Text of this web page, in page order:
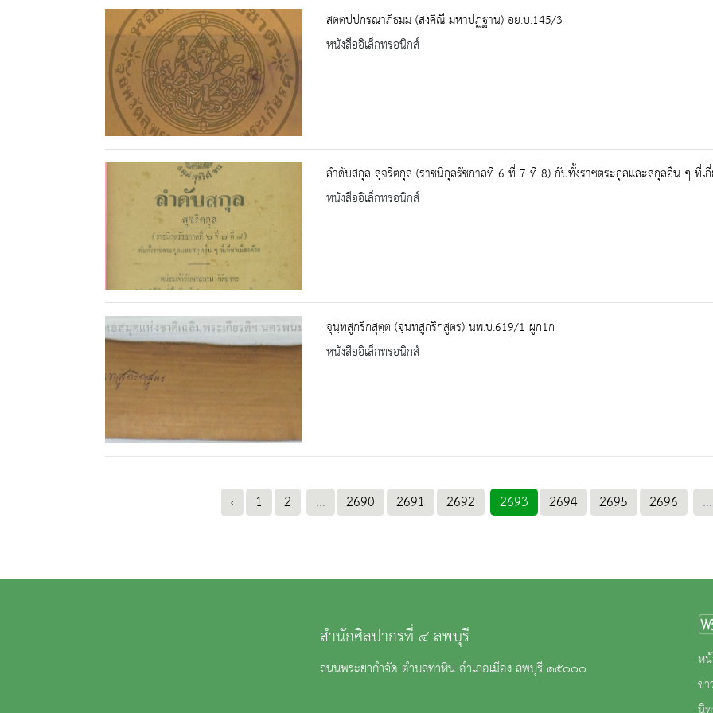
สตฺตปฺปกรณาภิธมฺม (สงฺคิณี-มหาปฏฺฐาน) อย.บ.145/3
หนังสืออิเล็กทรอนิกส์
ลำดับสกุล สุจริตกุล (ราชนิกุลรัชกาลที่ 6 ที่ 7 ที่ 8) กับทั้งราชตระกูลและสกุลอื่น ๆ ที่เกี่
หนังสืออิเล็กทรอนิกส์
จุนฺทสูกริกสุตฺต (จุนทสูกริกสูตร) นพ.บ.619/1 ผูก1ก
หนังสืออิเล็กทรอนิกส์
‹ 1 2 ... 2690 2691 2692 2693 2694 2695 2696 ...
สำนักศิลปากรที่ ๔ ลพบุรี
ถนนพระยากำจัด ตำบลท่าหิน อำเภอเมือง ลพบุรี ๑๕๐๐๐
ห
ข่